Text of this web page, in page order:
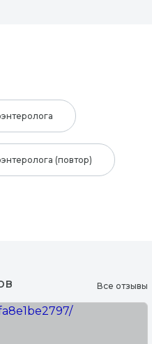
(повтор)
Все отзывы